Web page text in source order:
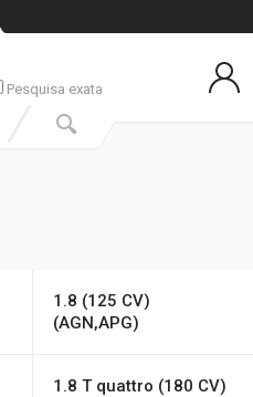
Pesquisa exata
1.8 (125 CV)
(AGN,APG)
1.8 T quattro (180 CV)